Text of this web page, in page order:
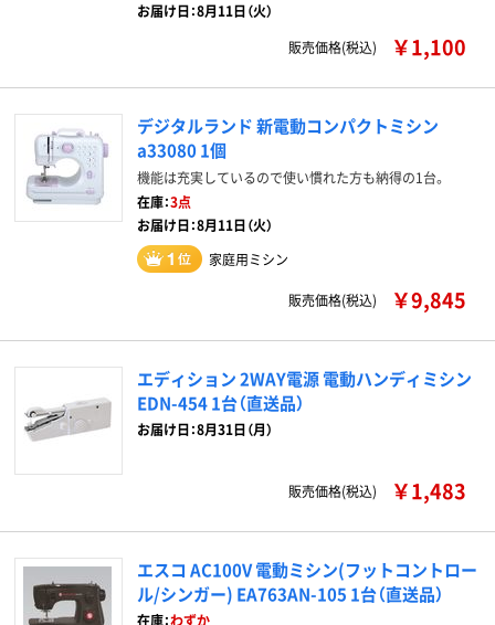
お届け日：8月11日（火）
販売価格(税込)
￥1,100
デジタルランド 新電動コンパクトミシン
a33080 1個
機能は充実しているので使い慣れた方も納得の1台。
在庫：3点
お届け日：8月11日（火）
家庭用ミシン
販売価格(税込) ￥9,845
エディション 2WAY電源 電動ハンディミシン
EDN-454 1台（直送品）
お届け日：8月31日（月）
販売価格(税込) ￥1,483
エスコ AC100V 電動ミシン(フットコントロー
ル/シンガー) EA763AN-105 1台（直送品）
在庫：わずか